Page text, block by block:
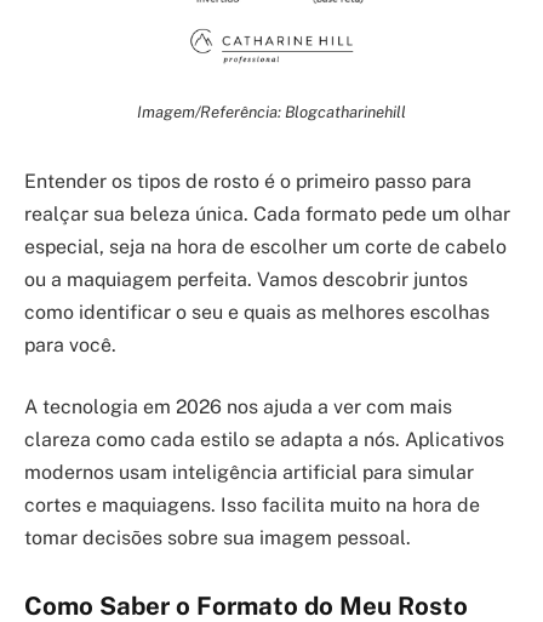
Imagem/Referência: Blogcatharinehill
Entender os tipos de rosto é o primeiro passo para
realçar sua beleza única. Cada formato pede um olhar
especial, seja na hora de escolher um corte de cabelo
ou a maquiagem perfeita. Vamos descobrir juntos
como identificar o seu e quais as melhores escolhas
para você.
A tecnologia em 2026 nos ajuda a ver com mais
clareza como cada estilo se adapta a nós. Aplicativos
modernos usam inteligência artificial para simular
cortes e maquiagens. Isso facilita muito na hora de
tomar decisões sobre sua imagem pessoal.
Como Saber o Formato do Meu Rosto